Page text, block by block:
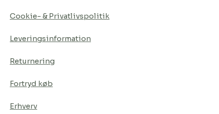
Cookie- & Privatlivspolitik
Leveringsinformation
Returnering
Fortryd køb
Erhverv